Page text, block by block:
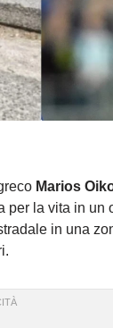
Marios
per la vita in un
in una